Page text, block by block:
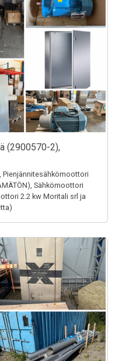
(2900570-2),
Pienjännitesähkömoottori
Sähkömoottori
2.2 kw Moritali srl ja